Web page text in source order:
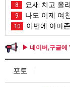
8 요새 치고 올
9 나도 이제 여
10 이번에 아마
▶ 네이버,구글에
포토